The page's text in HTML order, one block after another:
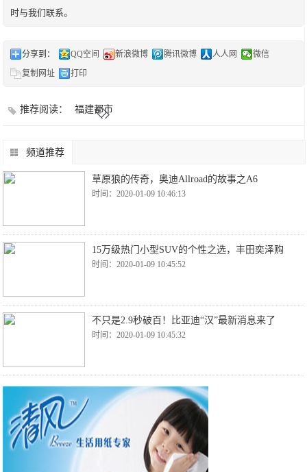
时与我们联系。
分享到： QQ空间 新浪微博 腾讯微博 人人网
微信
复制网址
打印
推荐阅读： 福建都市
频道推荐
草原狼的传奇，奥迪Allroad的故事之A6
时间：2020-01-09 10:46:13
15万级热门小型SUV的个性之选，丰田奕泽购
时间：2020-01-09 10:45:52
不只是2.9秒破百！比亚迪“汉”最新消息来了
时间：2020-01-09 10:45:32